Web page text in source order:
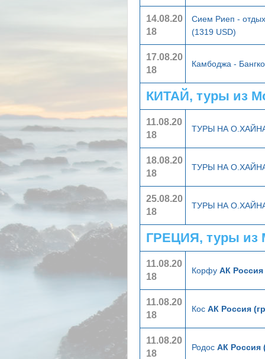
14.08.20
18
Сием Риеп -
(1319 USD)
17.08.20
18
Камбоджа -
КИТАЙ, туры из
11.08.20
18
ТУРЫ НА
18.08.20
18
ТУРЫ НА
25.08.20
18
ТУРЫ НА
ГРЕЦИЯ, туры из
11.08.20
18
Корфу АК Россия
11.08.20
18
Кос АК Россия
11.08.20
18
Родос АК Россия